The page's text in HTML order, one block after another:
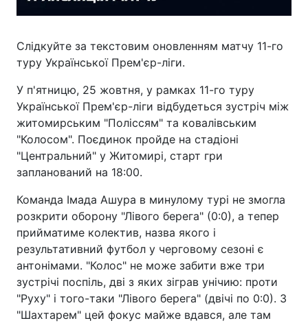
Слідкуйте за текстовим оновленням матчу 11-го
туру Української Прем'єр-ліги.
У п'ятницю, 25 жовтня, у рамках 11-го туру
Української Прем'єр-ліги відбудеться зустріч між
житомирським "Поліссям" та ковалівським
"Колосом". Поєдинок пройде на стадіоні
"Центральний" у Житомирі, старт гри
запланований на 18:00.
Команда Імада Ашура в минулому турі не змогла
розкрити оборону "Лівого берега" (0:0), а тепер
прийматиме колектив, назва якого і
результативний футбол у черговому сезоні є
антонімами. "Колос" не може забити вже три
зустрічі поспіль, дві з яких зіграв унічию: проти
"Руху" і того-таки "Лівого берега" (двічі по 0:0). З
"Шахтарем" цей фокус майже вдався, але там